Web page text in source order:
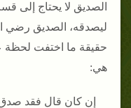
الصديق لا يحتاج إلى
ليصدقه، الصديق رضي
حقيقة ما اختفت لحظة
هي:
إن كان قال فقد